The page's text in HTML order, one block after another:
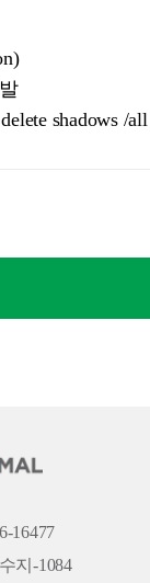
shadows /
16477
지-1084